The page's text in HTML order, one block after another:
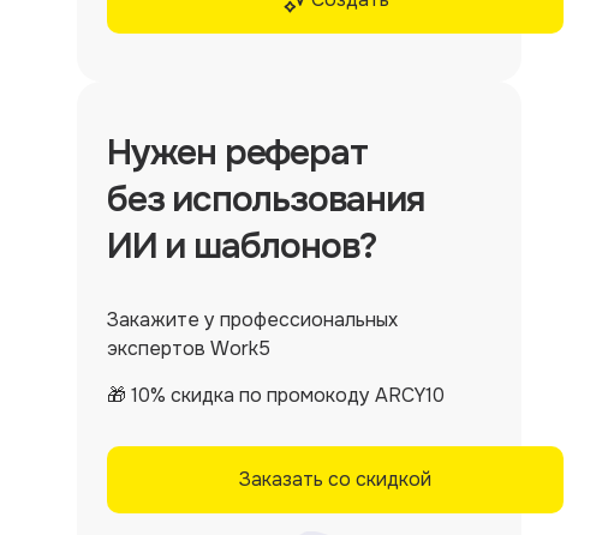
Нужен реферат
без использования
ИИ и шаблонов?
Закажите у профессиональных
экспертов Work5
🎁 10% скидка по промокоду ARCY10
Заказать со скидкой